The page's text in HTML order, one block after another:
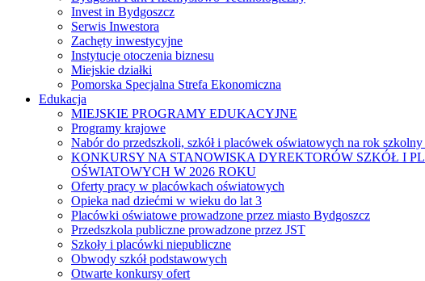
Invest in Bydgoszcz
Serwis Inwestora
Zachęty inwestycyjne
Instytucje otoczenia biznesu
Miejskie działki
Pomorska Specjalna Strefa Ekonomiczna
Edukacja
MIEJSKIE PROGRAMY EDUKACYJNE
Programy krajowe
Nabór do przedszkoli, szkół i placówek oświatowych na rok
KONKURSY NA STANOWISKA DYREKTORÓW SZKÓŁ I
OŚWIATOWYCH W 2026 ROKU
Oferty pracy w placówkach oświatowych
Opieka nad dziećmi w wieku do lat 3
Placówki oświatowe prowadzone przez miasto Bydgoszcz
Przedszkola publiczne prowadzone przez JST
Szkoły i placówki niepubliczne
Obwody szkół podstawowych
Otwarte konkursy ofert